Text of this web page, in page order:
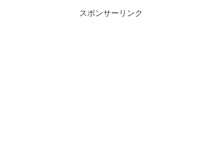
スポンサーリンク